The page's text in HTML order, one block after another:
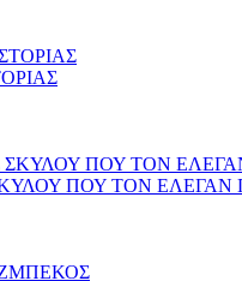
ΠΟΥ ΤΟΝ ΕΛΕΓΑΝ